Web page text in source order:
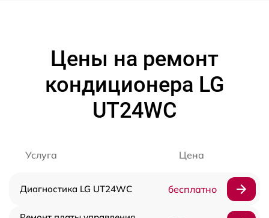
Цены на ремонт
кондиционера LG
UT24WC
Услуга Цена
Диагностика LG UT24WC бесплатно